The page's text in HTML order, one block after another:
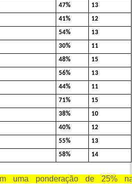
47% 13
41% 12
54% 13
30% 11
48% 15
56% 13
44% 11
71% 15
38% 10
40% 12
55% 13
58% 14
uma ponderação de 25%